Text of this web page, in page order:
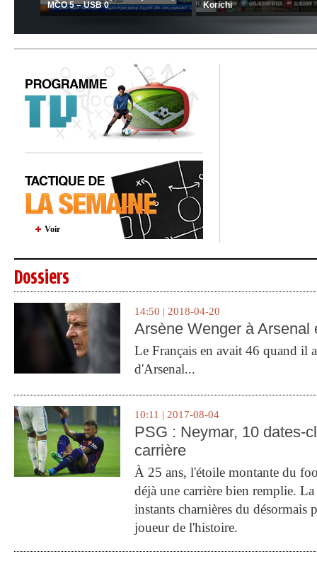
MFM
situation du club
Voir
Dossiers
14:50 | 2018-04-20
Arsène Wenger à Arsenal
Le Français en avait 46 quand il
d'Arsenal...
10:11 | 2017-08-04
PSG : Neymar, 10 dates-
carrière
À 25 ans, l'étoile montante du
déjà une carrière bien remplie.
instants charnières du désormais
joueur de l'histoire.